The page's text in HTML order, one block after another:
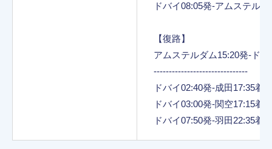
ドバイ08:05発‐アムステル
【復路】
アムステルダム15:20発‐ド
-------------------------------
ドバイ02:40発‐成田17:35着
ドバイ03:00発‐関空17:15着
ドバイ07:50発‐羽田22:35着